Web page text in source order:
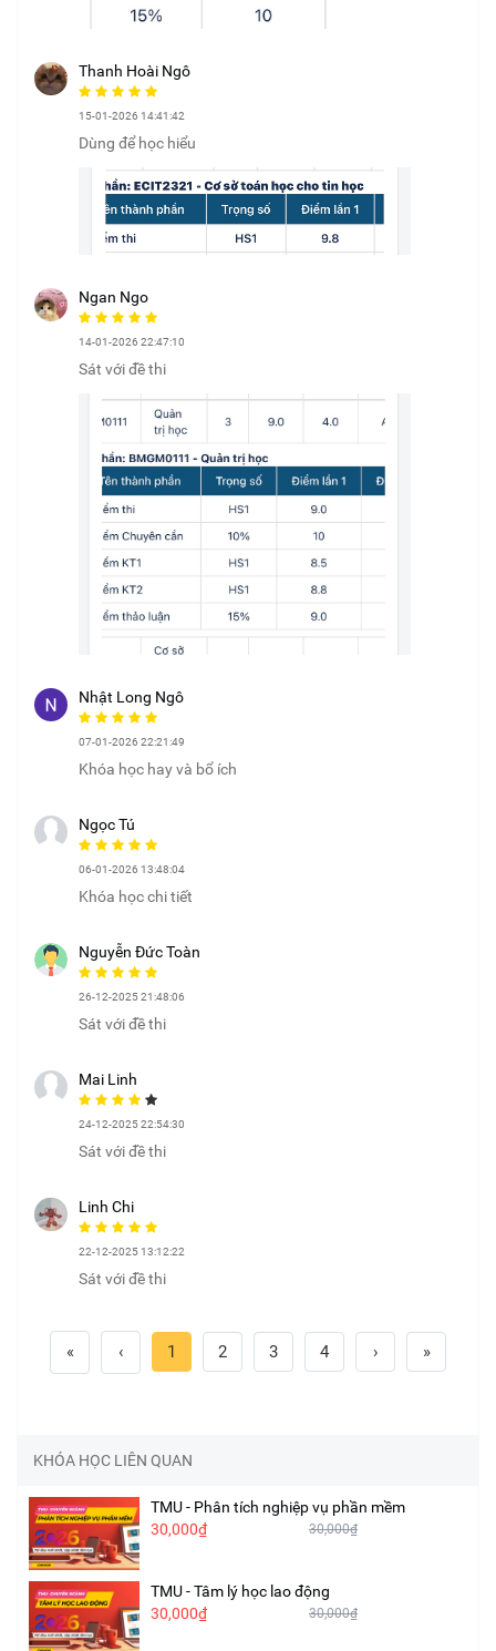
Thanh Hoài Ngô
15-01-2026 14:41:42
Dùng để học hiểu
Ngan Ngo
14-01-2026 22:47:10
Sát với đề thi
Nhật Long Ngô
07-01-2026 22:21:49
Khóa học hay và bổ ích
Ngọc Tú
06-01-2026 13:48:04
Khóa học chi tiết
Nguyễn Đức Toàn
26-12-2025 21:48:06
Sát với đề thi
Mai Linh
24-12-2025 22:54:30
Sát với đề thi
Linh Chi
22-12-2025 13:12:22
Sát với đề thi
« ‹ 1 2 3 4 › »
KHÓA HỌC LIÊN QUAN
TMU - Phân tích nghiệp vụ phần mềm
30,000₫
30,000₫
TMU - Tâm lý học lao động
30,000₫
30,000₫